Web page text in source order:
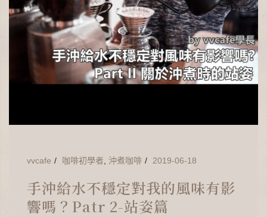
vvcafe 咖啡初學者 沖煮咖啡 2019-06-18
手沖給水不穩定對我的風味有影
響嗎？Patr 2-站姿篇